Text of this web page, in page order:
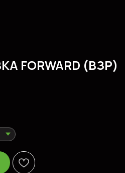
FORWARD (ВЗР)